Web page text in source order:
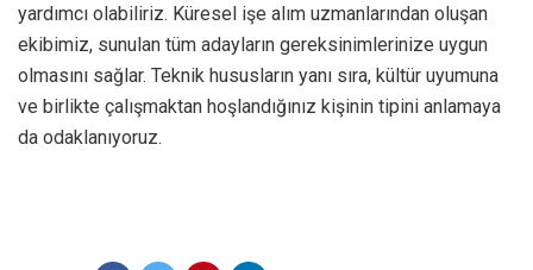
yardımcı olabiliriz. Küresel işe alım uzmanlarından oluşan
ekibimiz, sunulan tüm adayların gereksinimlerinize uygun
olmasını sağlar. Teknik hususların yanı sıra, kültür uyumuna
ve birlikte çalışmaktan hoşlandığınız kişinin tipini anlamaya
da odaklanıyoruz.